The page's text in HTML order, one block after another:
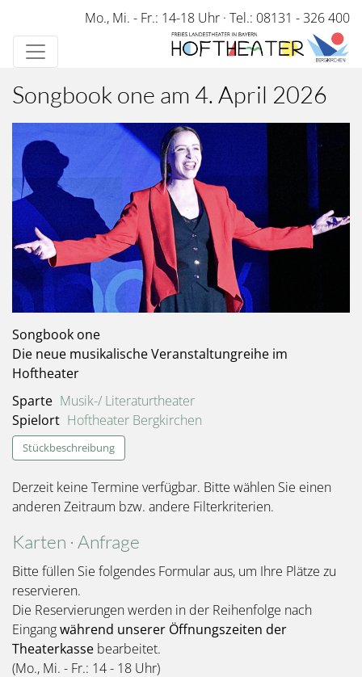
Direkt
zum
Inhalt
Mo., Mi. - Fr.: 14-18 Uhr · Tel.: 08131 - 326 400
Songbook one am 4. April 2026
Songbook one
Die neue musikalische Veranstaltungreihe im
Hoftheater
Sparte Musik-/ Literaturtheater
Spielort Hoftheater Bergkirchen
Stückbeschreibung
Derzeit keine Termine verfügbar. Bitte wählen Sie einen
anderen Zeitraum bzw. andere Filterkriterien.
Karten · Anfrage
Bitte füllen Sie folgendes Formular aus, um Ihre Plätze zu
reservieren.
Die Reservierungen werden in der Reihenfolge nach
Eingangwährend unserer Öffnungszeiten der
Theaterkasse bearbeitet.
(Mo., Mi. - Fr.: 14 - 18 Uhr)